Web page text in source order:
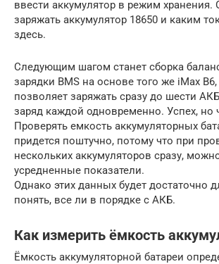
ввести аккумулятор в режим хранения.
заряжать аккумулятор 18650 и каким
здесь.
Следующим шагом станет сборка
зарядки BMS на основе того же iMax
позволяет заряжать сразу до шести
заряд каждой одновременно. Успех, но
Проверять емкость аккумуляторных
придется поштучно, потому что при
нескольких аккумуляторов сразу,
усредненные показатели.
Однако этих данных будет достаточно
понять, все ли в порядке с АКБ.
Как измерить ёмкость
Ёмкость аккумуляторной батареи